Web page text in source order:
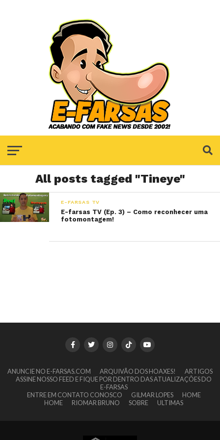
All posts tagged "Tineye"
E-FARSAS TV
E-farsas TV (Ep. 3) – Como reconhecer uma
fotomontagem!
ANUNCIE NO E-FARSAS.COM ARQUIVÃO DOS HOAXES!
ARTIGOS
ASSINE NOSSO FEED E FIQUE POR DENTRO DAS ATUALIZAÇÕES DO
E-FARSAS
ENTRE EM CONTATO CONOSCO
GILMAR LOPES
HOME
HOME
RIOMAR BRUNO SOBRE ULTIMAS